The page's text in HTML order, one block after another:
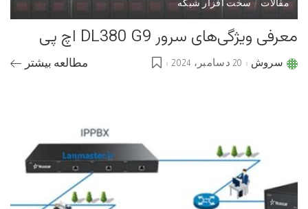
مقالات سخت افزار شبکه
معرفی ویژگی‌های سرور DL380 G9 اچ پی
Postedسروش 20 دسامبر، 2024 مطالعه بیشتر